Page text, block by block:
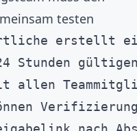
testen
erstellt
Stunden
allen